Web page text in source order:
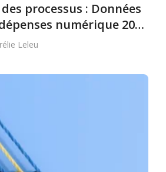
processus : Données
numérique 2025
Leleu